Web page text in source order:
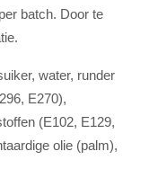
batch. Door te
water, runder
E270),
(E102, E129,
olie (palm),